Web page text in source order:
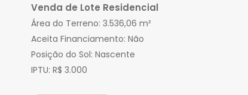
Venda de Lote Residencial
Área do Terreno: 3.536,06 m²
Aceita Financiamento: Não
Posição do Sol: Nascente
IPTU: R$ 3.000